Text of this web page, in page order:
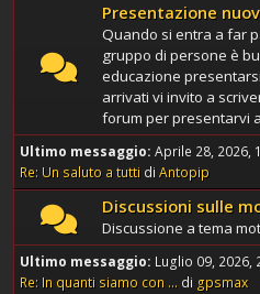
Presentazione
Quando si entra a far
gruppo di persone è
educazione
arrivati vi invito a
forum per presentarvi
Ultimo messaggio: Aprile 28, 2026,
Re: Un saluto a tutti di Antopip
Discussioni sulle
Discussione a tema
Ultimo messaggio: Luglio 09, 2026,
Re: In quanti siamo con ... di gpsmax